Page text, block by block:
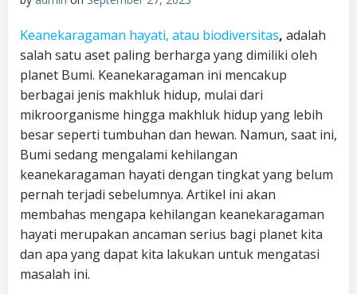
Keanekaragaman hayati, atau biodiversitas, adalah
salah satu aset paling berharga yang dimiliki oleh
planet Bumi. Keanekaragaman ini mencakup
berbagai jenis makhluk hidup, mulai dari
mikroorganisme hingga makhluk hidup yang lebih
besar seperti tumbuhan dan hewan. Namun, saat ini,
Bumi sedang mengalami kehilangan
keanekaragaman hayati dengan tingkat yang belum
pernah terjadi sebelumnya. Artikel ini akan
membahas mengapa kehilangan keanekaragaman
hayati merupakan ancaman serius bagi planet kita
dan apa yang dapat kita lakukan untuk mengatasi
masalah ini.